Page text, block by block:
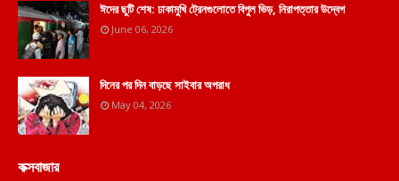
ঈদের ছুটি শেষ: ঢাকামুখি ট্রেনগুলোতে বিপুল ভিড়, নিরাপত্তার উদ্বেগ
June 06, 2026
দিনের পর দিন বাড়ছে সাইবার অপরাধ
May 04, 2026
কক্সবাজার